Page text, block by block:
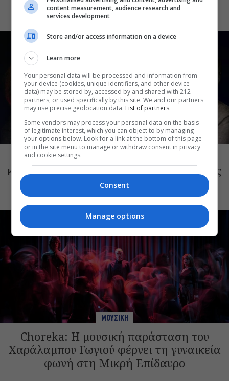
καλοκαιρινές συναυλίες
ΜΟΥΣΙΚΗ
Το Ροκ το Ελληνικό: Κώστας Τουρνάς
και Διονύσης Τσακνής στο Θέατρο Άλσος
ΔΕΗ
ΜΟΥΣΙΚΗ
Choreka: Η μουσική παράσταση του
Χαράλαμπου Γωγιού φέρνει τη γυναικεία
φωνή στη Μικρή Επίδαυρο
content measurement, audience research and
services development
Store and/or access information on a device
Learn more
Your personal data will be processed and information from
your device (cookies, unique identifiers, and other device
data) may be stored by, accessed by and shared with 212
partners, or used specifically by this site. We and our partners
may use precise geolocation data. List of partners.
Some vendors may process your personal data on the basis
of legitimate interest, which you can object to by managing
your options below. Look for a link at the bottom of this page
or in the site menu to manage or withdraw consent in privacy
and cookie settings.
Consent
Manage options